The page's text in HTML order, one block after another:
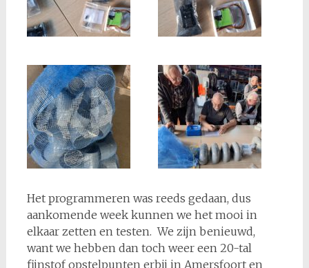
Het programmeren was reeds gedaan, dus
aankomende week kunnen we het mooi in
elkaar zetten en testen. We zijn benieuwd,
want we hebben dan toch weer een 20-tal
fijnstof opstelpunten erbij in Amersfoort en